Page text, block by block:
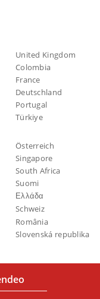
United Kingdom
Colombia
France
Deutschland
Portugal
Türkiye
Österreich
Singapore
South Africa
Suomi
Ελλάδα
Schweiz
România
Slovenská republika